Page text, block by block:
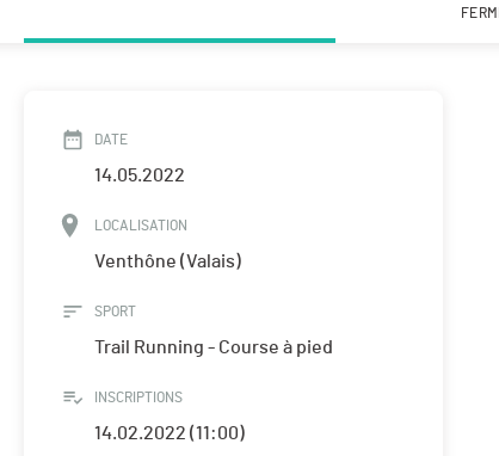
DATE
14.05.2022
LOCALISATION
Venthône (Valais)
SPORT
Trail Running - Course à pied
INSCRIPTIONS
14.02.2022 (11:00)